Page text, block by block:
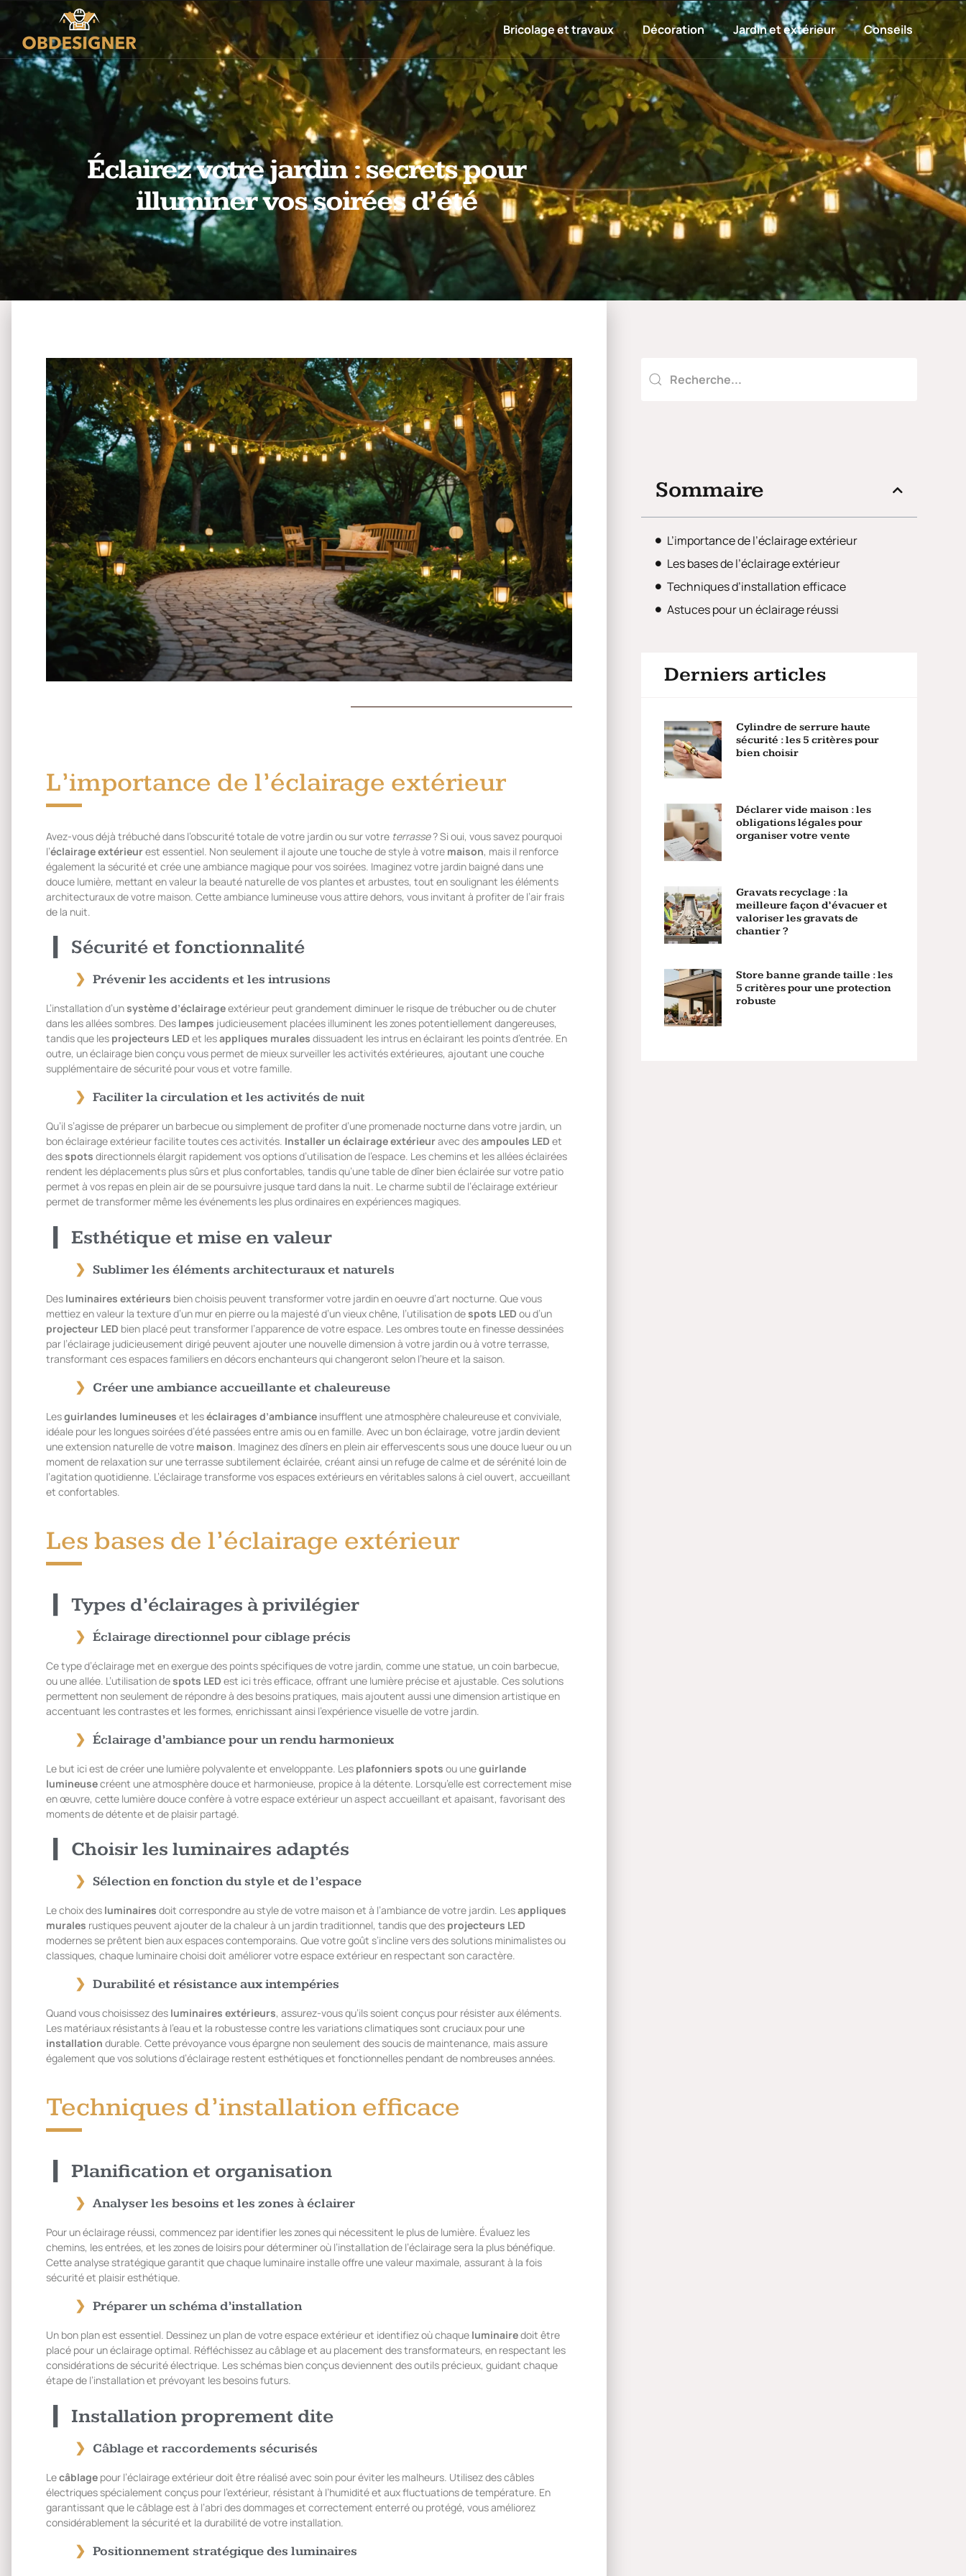
Bricolage et travaux Décoration Jardin et extérieur Conseils
Éclairez votre jardin : secrets pour
illuminer vos soirées d’été
L’importance de l’éclairage extérieur
Avez-vous déjà trébuché dans l’obscurité totale de votre jardin ou sur votre terrasse? Si oui, vous savez pourquoi
l’éclairage extérieurest essentiel. Non seulement il ajoute une touche de style à votre maison, mais il renforce
également la sécurité et crée une ambiance magique pour vos soirées. Imaginez votre jardin baigné dans une
douce lumière, mettant en valeur la beauté naturelle de vos plantes et arbustes, tout en soulignant les éléments
architecturaux de votre maison. Cette ambiance lumineuse vous attire dehors, vous invitant à profiter de l’air frais
de la nuit.
Sécurité et fonctionnalité
Prévenir les accidents et les intrusions
L’installation d’unsystème d’éclairageextérieur peut grandement diminuer le risque de trébucher ou de chuter
dans les allées sombres. Des lampes judicieusement placées illuminent les zones potentiellement dangereuses,
tandis que les projecteurs LED et lesappliques murales dissuadent les intrus en éclairant les points d’entrée. En
outre, un éclairage bien conçu vous permet de mieux surveiller les activités extérieures, ajoutant une couche
supplémentaire de sécurité pour vous et votre famille.
Faciliter la circulation et les activités de nuit
Qu’il s’agisse de préparer un barbecue ou simplement de profiter d’une promenade nocturne dans votre jardin, un
bon éclairage extérieur facilite toutes ces activités. Installer un éclairage extérieuravec desampoules LED et
desspots directionnels élargit rapidement vos options d’utilisation de l’espace. Les chemins et les allées éclairées
rendent les déplacements plus sûrs et plus confortables, tandis qu’une table de dîner bien éclairée sur votre patio
permet à vos repas en plein air de se poursuivre jusque tard dans la nuit. Le charme subtil de l’éclairage extérieur
permet de transformer même les événements les plus ordinaires en expériences magiques.
Esthétique et mise en valeur
Sublimer les éléments architecturaux et naturels
Des luminaires extérieurs bien choisis peuvent transformer votre jardin en oeuvre d’art nocturne. Que vous
mettiez en valeur la texture d’un mur en pierre ou la majesté d’un vieux chêne, l’utilisation despots LED ou d’un
projecteur LED bien placé peut transformer l’apparence de votre espace. Les ombres toute en finesse dessinées
par l’éclairage judicieusement dirigé peuvent ajouter une nouvelle dimension à votre jardin ou à votre terrasse,
transformant ces espaces familiers en décors enchanteurs qui changeront selon l’heure et la saison.
Créer une ambiance accueillante et chaleureuse
Lesguirlandes lumineuses et leséclairages d’ambiance insufflent une atmosphère chaleureuse et conviviale,
idéale pour les longues soirées d’été passées entre amis ou en famille. Avec un bon éclairage, votre jardin devient
une extension naturelle de votre maison . Imaginez des dîners en plein air effervescents sous une douce lueur ou un
moment de relaxation sur une terrasse subtilement éclairée, créant ainsi un refuge de calme et de sérénité loin de
l’agitation quotidienne. L’éclairage transforme vos espaces extérieurs en véritables salons à ciel ouvert, accueillant
et confortables.
Les bases de l’éclairage extérieur
Types d’éclairages à privilégier
Éclairage directionnel pour ciblage précis
Ce type d’éclairage met en exergue des points spécifiques de votre jardin, comme une statue, un coin barbecue,
ou une allée. L’utilisation despots LED est ici très efficace, offrant une lumière précise et ajustable. Ces solutions
permettent non seulement de répondre à des besoins pratiques, mais ajoutent aussi une dimension artistique en
accentuant les contrastes et les formes, enrichissant ainsi l’expérience visuelle de votre jardin.
Éclairage d’ambiance pour un rendu harmonieux
Le but ici est de créer une lumière polyvalente et enveloppante. Les plafonniers spots ou uneguirlande
lumineusecréent une atmosphère douce et harmonieuse, propice à la détente. Lorsqu’elle est correctement mise
en œuvre, cette lumière douce confère à votre espace extérieur un aspect accueillant et apaisant, favorisant des
moments de détente et de plaisir partagé.
Choisir les luminaires adaptés
Sélection en fonction du style et de l’espace
Le choix des luminaires doit correspondre au style de votre maison et à l’ambiance de votre jardin. Lesappliques
murales rustiques peuvent ajouter de la chaleur à un jardin traditionnel, tandis que des projecteurs LED
modernes se prêtent bien aux espaces contemporains. Que votre goût s’incline vers des solutions minimalistes ou
classiques, chaque luminaire choisi doit améliorer votre espace extérieur en respectant son caractère.
Durabilité et résistance aux intempéries
Quand vous choisissez des luminaires extérieurs, assurez-vous qu’ils soient conçus pour résister aux éléments.
Les matériaux résistants à l’eau et la robustesse contre les variations climatiques sont cruciaux pour une
installation durable. Cette prévoyance vous épargne non seulement des soucis de maintenance, mais assure
également que vos solutions d’éclairage restent esthétiques et fonctionnelles pendant de nombreuses années.
Techniques d’installation efficace
Planification et organisation
Analyser les besoins et les zones à éclairer
Pour un éclairage réussi, commencez par identifier les zones qui nécessitent le plus de lumière. Évaluez les
chemins, les entrées, et les zones de loisirs pour déterminer où l’installation de l’éclairage sera la plus bénéfique.
Cette analyse stratégique garantit que chaque luminaire installe offre une valeur maximale, assurant à la fois
sécurité et plaisir esthétique.
Préparer un schéma d’installation
Un bon plan est essentiel. Dessinez un plan de votre espace extérieur et identifiez où chaque luminairedoit être
placé pour un éclairage optimal. Réfléchissez au câblage et au placement des transformateurs, en respectant les
considérations de sécurité électrique. Les schémas bien conçus deviennent des outils précieux, guidant chaque
étape de l’installation et prévoyant les besoins futurs.
Installation proprement dite
Câblage et raccordements sécurisés
Lecâblage pour l’éclairage extérieur doit être réalisé avec soin pour éviter les malheurs. Utilisez des câbles
électriques spécialement conçus pour l’extérieur, résistant à l’humidité et aux fluctuations de température. En
garantissant que le câblage est à l’abri des dommages et correctement enterré ou protégé, vous améliorez
considérablement la sécurité et la durabilité de votre installation.
Positionnement stratégique des luminaires
Sommaire
L’importance de l’éclairage extérieur
Les bases de l’éclairage extérieur
Techniques d’installation efficace
Astuces pour un éclairage réussi
Derniers articles
Cylindre de serrure haute
sécurité : les 5 critères pour
bien choisir
Déclarer vide maison : les
obligations légales pour
organiser votre vente
Gravats recyclage : la
meilleure façon d’évacuer et
valoriser les gravats de
chantier ?
Store banne grande taille : les
5 critères pour une protection
robuste